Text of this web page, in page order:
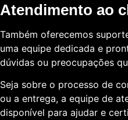
Atendimento ao
Também oferecemos
uma equipe dedicada e
dúvidas ou preocupações
Seja sobre o processo de
ou a entrega, a equipe de
disponível para ajudar e